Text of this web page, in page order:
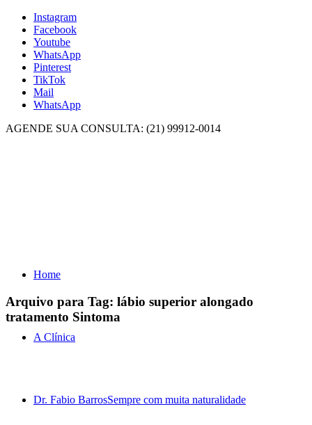
Instagram
Facebook
Youtube
WhatsApp
Pinterest
TikTok
Mail
WhatsApp
AGENDE SUA CONSULTA: (21) 99912-0014
Home
A Clínica
Dr. Fabio BarrosSempre com muita naturalidade
Arquivo para Tag: lábio superior alongado
tratamento Sintoma